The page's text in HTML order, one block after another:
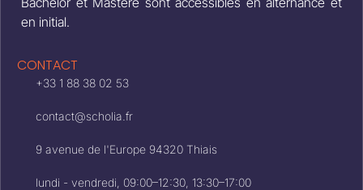
en initial.
CONTACT
+33 1 88 38 02 53
contact@scholia.fr
9 avenue de l'Europe 94320 Thiais
lundi - vendredi, 09:00–12:30, 13:30–17:00